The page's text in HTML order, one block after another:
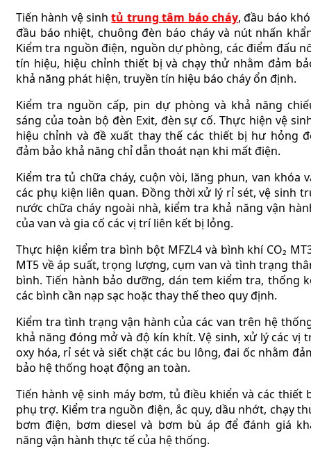
Tiến hành vệ sinhtủ trung tâm báo cháy, đầu báo
đầu báo nhiệt, chuông đèn báo cháy và nút nhấn
Kiểm tra nguồn điện, nguồn dự phòng, các điểm đấu
tín hiệu, hiệu chỉnh thiết bị và chạy thử nhằm đảm
khả năng phát hiện, truyền tín hiệu báo cháy ổn định.
Kiểm tra nguồn cấp, pin dự phòng và khả năng
sáng của toàn bộ đèn Exit, đèn sự cố. Thực hiện vệ
hiệu chỉnh và đề xuất thay thế các thiết bị hư hỏng
đảm bảo khả năng chỉ dẫn thoát nạn khi mất điện.
Kiểm tra tủ chữa cháy, cuộn vòi, lăng phun, van khóa
các phụ kiện liên quan. Đồng thời xử lý rỉ sét, vệ sinh
nước chữa cháy ngoài nhà, kiểm tra khả năng vận
của van và gia cố các vị trí liên kết bị lỏng.
Thực hiện kiểm tra bình bột MFZL4 và bình khí CO₂
MT5 về áp suất, trọng lượng, cụm van và tình trạng
bình. Tiến hành bảo dưỡng, dán tem kiểm tra, thống
các bình cần nạp sạc hoặc thay thế theo quy định.
Kiểm tra tình trạng vận hành của các van trên hệ
khả năng đóng mở và độ kín khít. Vệ sinh, xử lý các vị
oxy hóa, rỉ sét và siết chặt các bu lông, đai ốc nhằm
bảo hệ thống hoạt động an toàn.
Tiến hành vệ sinh máy bơm, tủ điều khiển và các thiết
phụ trợ. Kiểm tra nguồn điện, ắc quy, dầu nhớt, chạy
bơm điện, bơm diesel và bơm bù áp để đánh giá
năng vận hành thực tế của hệ thống.